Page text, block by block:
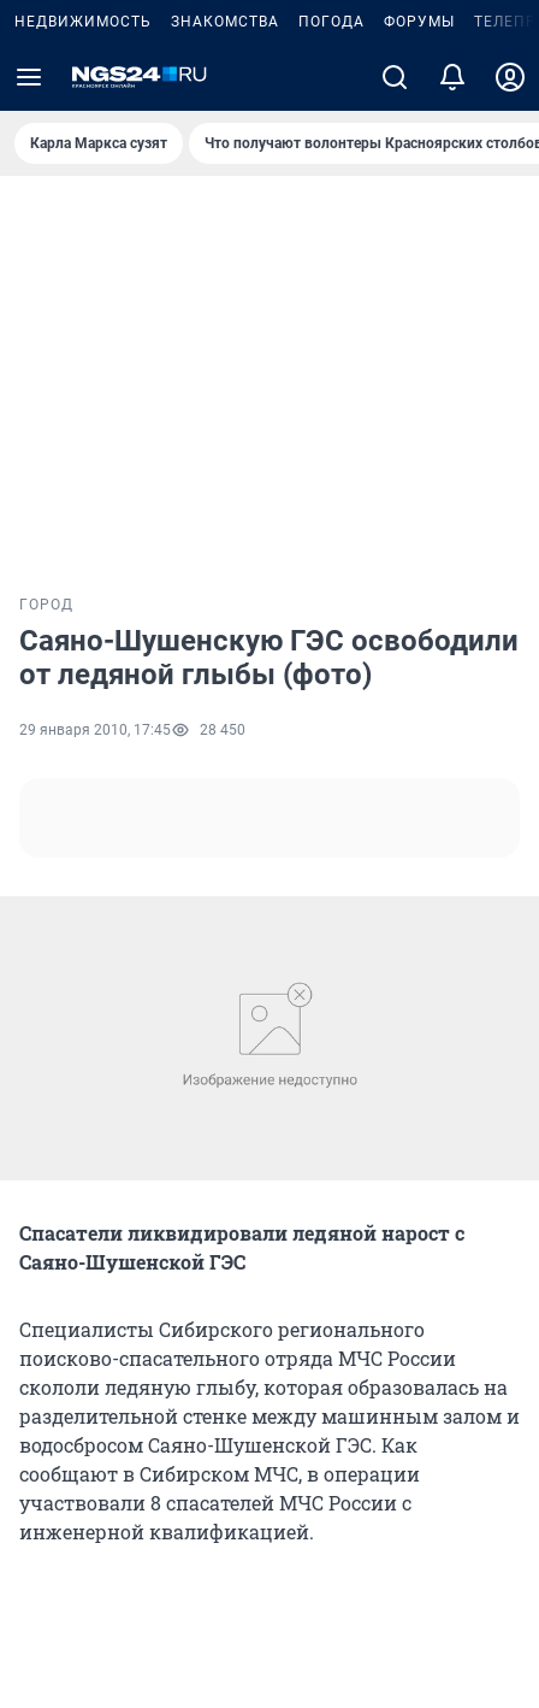
НЕДВИЖИМОСТЬ ЗНАКОМСТВА ПОГОДА ФОРУМЫ
Карла Маркса сузят Что получают волонтеры Красноярских
ГОРОД
Саяно-Шушенскую ГЭС освободили
от ледяной глыбы (фото)
29 января 2010, 17:45 28 450
Спасатели ликвидировали ледяной нарост с
Саяно-Шушенской ГЭС
Специалисты Сибирского регионального
поисково-спасательного отряда МЧС России
скололи ледяную глыбу, которая образовалась на
разделительной стенке между машинным залом и
водосбросом Саяно-Шушенской ГЭС. Как
сообщают в Сибирском МЧС, в операции
участвовали 8 спасателей МЧС России с
инженерной квалификацией.